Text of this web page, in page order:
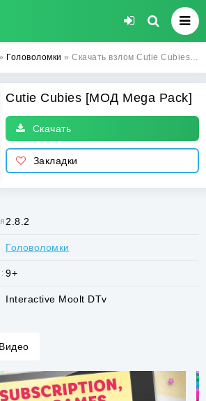
Головоломки » Скачать взлом Cutie Cubies [МОД Mega Pack] - стабильная версия apk на Андроид
Cutie Cubies [МОД Mega Pack]
Скачать
Закладки
2.8.2
Головоломки
9+
Interactive Moolt DTv
Видео